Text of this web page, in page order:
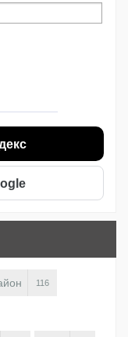
116